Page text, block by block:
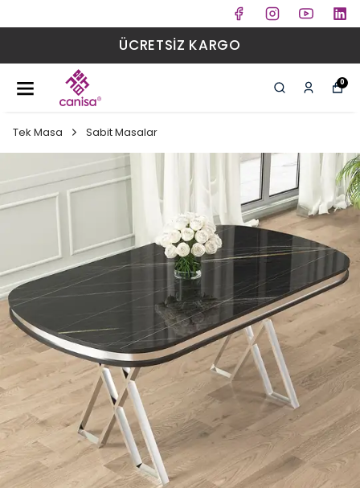
ÜCRETSİZ KARGO
0
Tek Masa Sabit Masalar